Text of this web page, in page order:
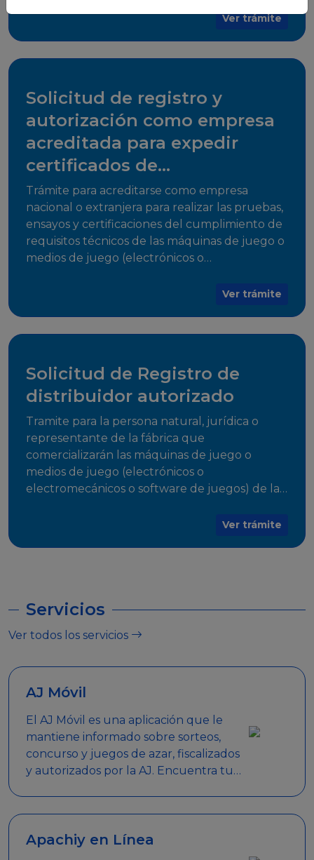
para su comercialización dentro del territorio
Ver trámite
Solicitud de registro y
autorización como empresa
acreditada para expedir
certificados de
cumplimiento
Trámite para acreditarse como empresa
nacional o extranjera para realizar las pruebas,
ensayos y certificaciones del cumplimiento de
requisitos técnicos de las máquinas de juego o
medios de juego (electrónicos o
medios de acceso al juego y juegos queVer trámite
Solicitud de Registro de
distribuidor autorizado
Tramite para la persona natural, jurídica o
representante de la fábrica que
comercializarán las máquinas de juego o
medios de juego (electrónicos o
electromecánicos o software de juegos) de las
Ver trámite
Servicios
Ver todos los servicios
AJ Móvil
El AJ Móvil es una aplicación que le
mantiene informado sobre sorteos,
concurso y juegos de azar, fiscalizados
y autorizados por la AJ. Encuentra tus
clave.
Apachiy en Línea